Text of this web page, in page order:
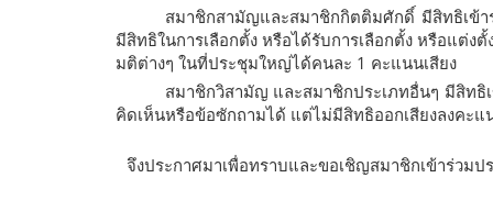
สมาชิกสามัญและสมาชิกกิตติมศักดิ์ มีสิทธิเข้
มีสิทธิในการเลือกตั้ง หรือได้รับการเลือกตั้ง หรือแต่ง
มติต่างๆ ในที่ประชุมใหญ่ได้คนละ 1 คะแนนเสียง
สมาชิกวิสามัญ และสมาชิกประเภทอื่นๆ มีสิทธิ
คิดเห็นหรือข้อซักถามได้ แต่ไม่มีสิทธิออกเสียงลงคะ
จึงประกาศมาเพื่อทราบและขอเชิญสมาชิกเข้าร่วมป